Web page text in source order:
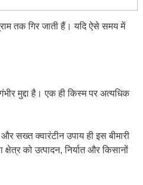
तक गिर जाती हैं। यदि ऐसे समय में
मुद्दा है। एक ही किस्म पर अत्यधिक
सख्त क्वारंटीन उपाय ही इस बीमारी
को उत्पादन, निर्यात और किसानों